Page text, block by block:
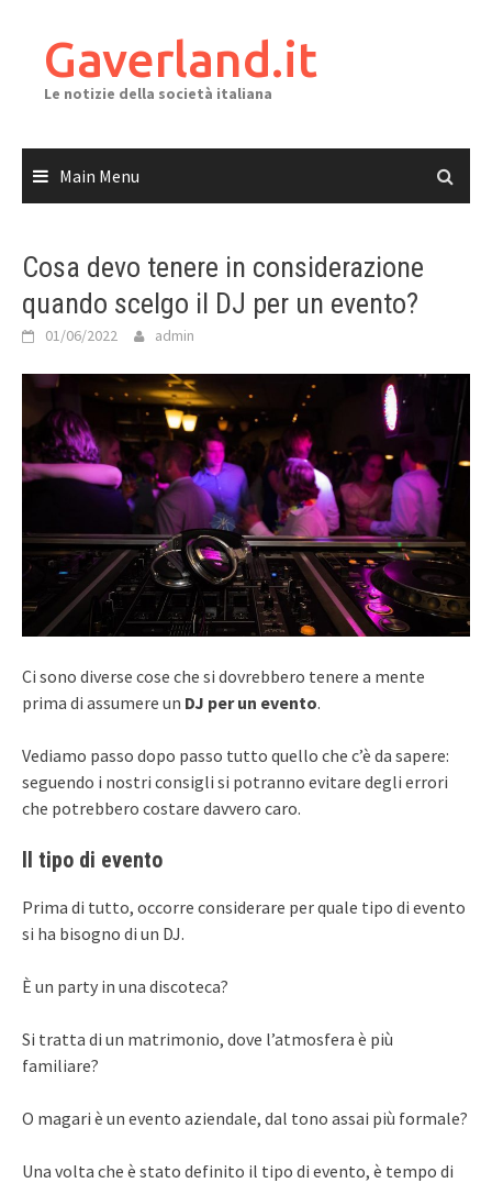
contentGaverland.it
Le notizie della società italiana
Main Menu
Cosa devo tenere in considerazione
quando scelgo il DJ per un evento?
01/06/2022 admin
Ci sono diverse cose che si dovrebbero tenere a mente
prima di assumere un DJ per un evento.
Vediamo passo dopo passo tutto quello che c’è da sapere:
seguendo i nostri consigli si potranno evitare degli errori
che potrebbero costare davvero caro.
Il tipo di evento
Prima di tutto, occorre considerare per quale tipo di evento
si ha bisogno di un DJ.
È un party in una discoteca?
Si tratta di un matrimonio, dove l’atmosfera è più
familiare?
O magari è un evento aziendale, dal tono assai più formale?
Una volta che è stato definito il tipo di evento, è tempo di